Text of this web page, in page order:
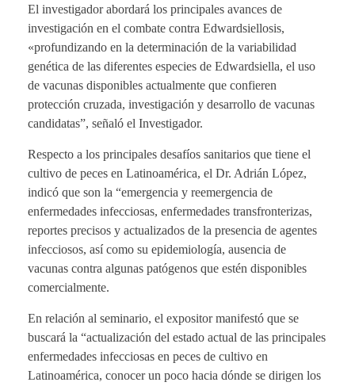
El investigador abordará los principales avances de
investigación en el combate contra Edwardsiellosis,
«profundizando en la determinación de la variabilidad
genética de las diferentes especies de Edwardsiella, el uso
de vacunas disponibles actualmente que confieren
protección cruzada, investigación y desarrollo de vacunas
candidatas”, señaló el Investigador.
Respecto a los principales desafíos sanitarios que tiene el
cultivo de peces en Latinoamérica, el Dr. Adrián López,
indicó que son la “emergencia y reemergencia de
enfermedades infecciosas, enfermedades transfronterizas,
reportes precisos y actualizados de la presencia de agentes
infecciosos, así como su epidemiología, ausencia de
vacunas contra algunas patógenos que estén disponibles
comercialmente.
En relación al seminario, el expositor manifestó que se
buscará la “actualización del estado actual de las principales
enfermedades infecciosas en peces de cultivo en
Latinoamérica, conocer un poco hacia dónde se dirigen los